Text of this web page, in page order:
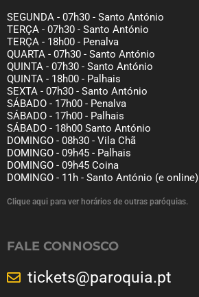
SEGUNDA - 07h30 - Santo António
TERÇA - 07h30 - Santo António
TERÇA - 18h00 - Penalva
QUARTA - 07h30 - Santo António
QUINTA - 07h30 - Santo António
QUINTA - 18h00 - Palhais
SEXTA - 07h30 - Santo António
SÁBADO - 17h00 - Penalva
SÁBADO - 17h00 - Palhais
SÁBADO - 18h00 Santo António
DOMINGO - 08h30 - Vila Chã
DOMINGO - 09h45 - Palhais
DOMINGO - 09h45 Coina
DOMINGO - 11h - Santo António (e online)
Clique aqui para ver horários de outras paróquias.
FALE CONNOSCO
tickets@paroquia.pt